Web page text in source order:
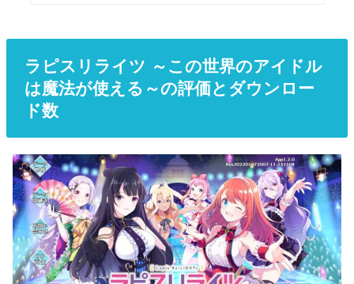
ラピスリライツ ～この世界のアイドル
は魔法が使える～の評価とダウンロー
ド数